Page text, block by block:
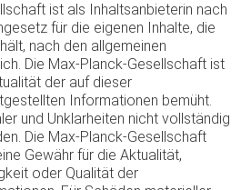
ist als Inhaltsanbieterin nach
für die eigenen Inhalte, die
nach den allgemeinen
Die Max-Planck-Gesellschaft ist
der auf dieser
Informationen bemüht.
und Unklarheiten nicht vollständig
Die Max-Planck-Gesellschaft
Gewähr für die Aktualität,
oder Qualität der